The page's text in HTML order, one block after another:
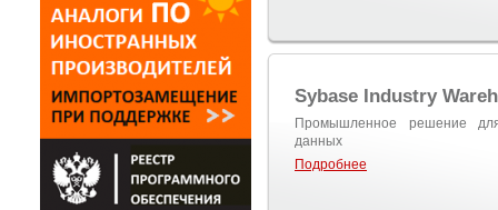
Sybase Industry
Промышленное решение
данных
Подробнее